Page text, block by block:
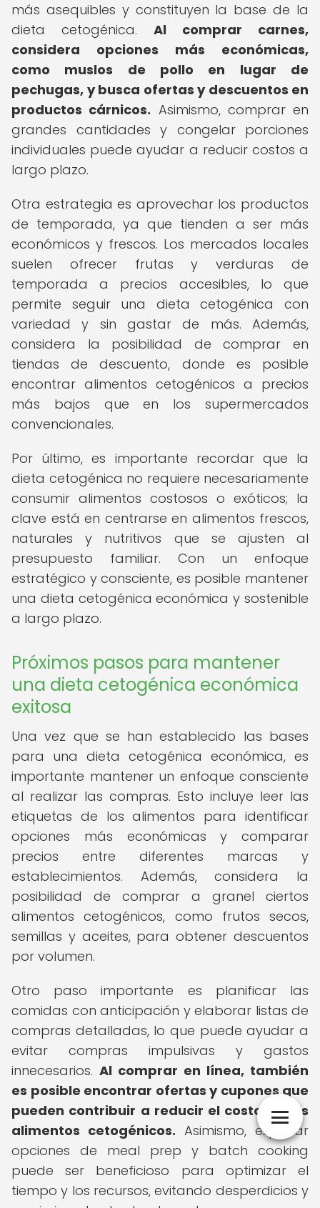
más asequibles y constituyen la base de la
dieta cetogénica. Al comprar carnes,
considera opciones más económicas,
como muslos de pollo en lugar de
pechugas, y busca ofertas y descuentos en
productos cárnicos. Asimismo, comprar en
grandes cantidades y congelar porciones
individuales puede ayudar a reducir costos a
largo plazo.
Otra estrategia es aprovechar los productos
de temporada, ya que tienden a ser más
económicos y frescos. Los mercados locales
suelen ofrecer frutas y verduras de
temporada a precios accesibles, lo que
permite seguir una dieta cetogénica con
variedad y sin gastar de más. Además,
considera la posibilidad de comprar en
tiendas de descuento, donde es posible
encontrar alimentos cetogénicos a precios
más bajos que en los supermercados
convencionales.
Por último, es importante recordar que la
dieta cetogénica no requiere necesariamente
consumir alimentos costosos o exóticos; la
clave está en centrarse en alimentos frescos,
naturales y nutritivos que se ajusten al
presupuesto familiar. Con un enfoque
estratégico y consciente, es posible mantener
una dieta cetogénica económica y sostenible
a largo plazo.
Próximos pasos para mantener
una dieta cetogénica económica
exitosa
Una vez que se han establecido las bases
para una dieta cetogénica económica, es
importante mantener un enfoque consciente
al realizar las compras. Esto incluye leer las
etiquetas de los alimentos para identificar
opciones más económicas y comparar
precios entre diferentes marcas y
establecimientos. Además, considera la
posibilidad de comprar a granel ciertos
alimentos cetogénicos, como frutos secos,
semillas y aceites, para obtener descuentos
por volumen.
Otro paso importante es planificar las
comidas con anticipación y elaborar listas de
compras detalladas, lo que puede ayudar a
evitar compras impulsivas y gastos
innecesarios. Al comprar en línea, también
es posible encontrar ofertas y cupones que
pueden contribuir a reducir el costo de los
alimentos cetogénicos. Asimismo, explorar
opciones de meal prep y batch cooking
puede ser beneficioso para optimizar el
tiempo y los recursos, evitando desperdicios y